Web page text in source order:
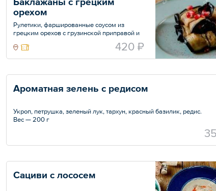
орехом
Рулетики, фаршированные соусом из
грецким орехов с грузинской приправой и
Вес — 180 г
420 ₽
Ароматная зелень с редисом
Укроп, петрушка, зеленый лук, тархун, красный базилик, редис.
Вес — 200 г
Сациви с лососем